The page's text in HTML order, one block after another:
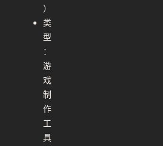
）
类
型
：
游
戏
制
作
工
具